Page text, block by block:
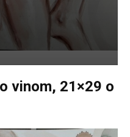
vinom, 21×29 o